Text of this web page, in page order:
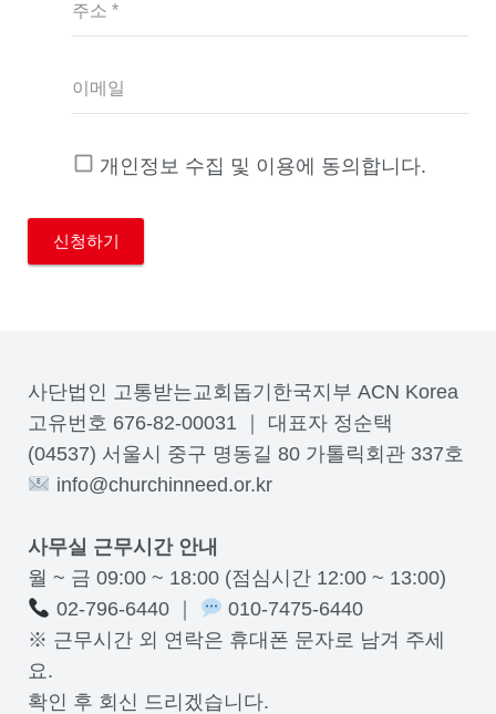
주소 *
이메일
개인정보 수집 및 이용에 동의합니다.
사단법인 고통받는교회돕기한국지부 ACN Korea
고유번호 676-82-00031 ｜ 대표자 정순택
(04537) 서울시 중구 명동길 80 가톨릭회관 337호
info@churchinneed.or.kr
사무실 근무시간 안내
월 ~ 금 09:00 ~ 18:00 (점심시간 12:00 ~ 13:00)
02-796-6440 ｜
010-7475-6440
※ 근무시간 외 연락은 휴대폰 문자로 남겨 주세
요.
확인 후 회신 드리겠습니다.